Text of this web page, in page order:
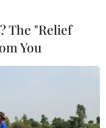
truy tố trong
The "Relief
You